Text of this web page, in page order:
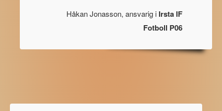
Håkan Jonasson, ansvarig i Irsta IF
Fotboll P06